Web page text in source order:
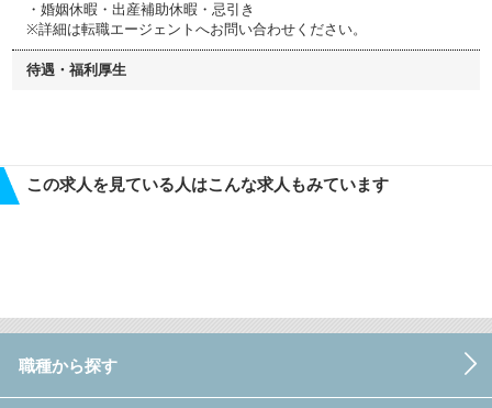
・婚姻休暇・出産補助休暇・忌引き
※詳細は転職エージェントへお問い合わせください。
待遇・福利厚生
この求人を見ている人はこんな求人もみています
職種から探す